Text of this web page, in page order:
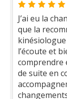
J’ai eu la
que la
l’écoute et
comprendre
de suite en